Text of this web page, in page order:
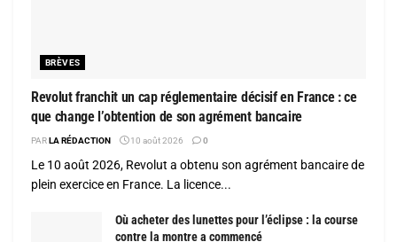
BRÈVES
Revolut franchit un cap réglementaire décisif en France : ce
que change l’obtention de son agrément bancaire
PARLA RÉDACTION 10 août 2026 0
Le 10 août 2026, Revolut a obtenu son agrément bancaire de
plein exercice en France. La licence...
Où acheter des lunettes pour l’éclipse : la course
contre la montre a commencé